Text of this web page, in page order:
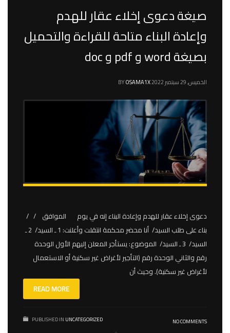
صيغة دعوى إخلاء عقار للهدم
وإعادة البناء متاحة للقراءة والتحميل
بصيغة word و pdf و doc
الخميس, 29 سبتمبر 2022 BYOSAMA1X
دعوى إخلاء عقار للهدم وإعادة البناء إنه في يوم الموافق / /
بناء على طلب السيد/ أنا محضر محكمة انتقلت وأعلنت: 1 ـ السيد/ 2 ـ
السيد/ 3 ـ السيد/ الموضوع: يستأجر المعلن إليهم الأول الوحدة
رقم والثاني الوحدة رقم (التأجير لأغراض غير سكنية أو الاستعمال
لأغراض غير سكنية). وحيث أن
READ MORE
PUBLISHED IN UNCATEGORIZED NO COMMENTS